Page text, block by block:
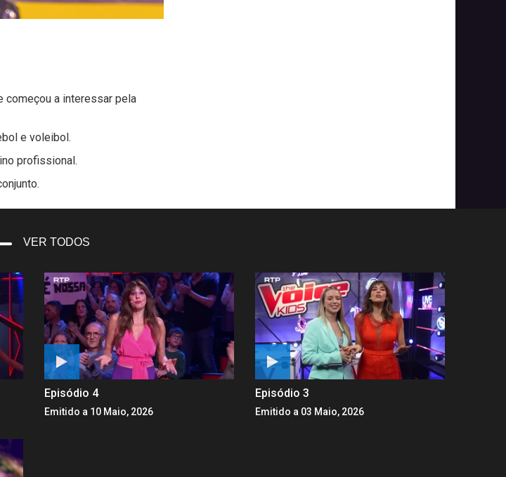
começou a interessar pela
e voleibol.
profissional.
VER TODOS
Episódio 4
Emitido a 10 Maio, 2026
Episódio 3
Emitido a 03 Maio, 2026